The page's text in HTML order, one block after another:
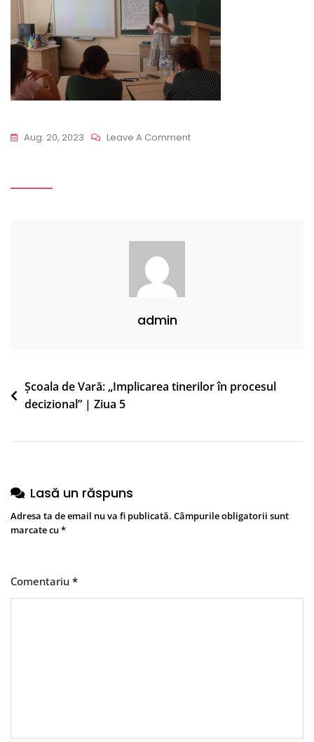
Aug. 20, 2023 Leave A CommentOn
admin
Navigare
Școala de Vară: „Implicarea tinerilor în procesul
decizional” | Ziua 5
Lasă un răspuns
Adresa ta de email nu va fi publicată. Câmpurile obligatorii sunt
marcate cu*
Comentariu *